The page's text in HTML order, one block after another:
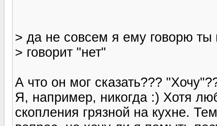
> да не совсем я ему говорю
> говорит "нет"
А что он мог сказать???
Я, например, никогда :) Хотя
скопления грязной на кухне.